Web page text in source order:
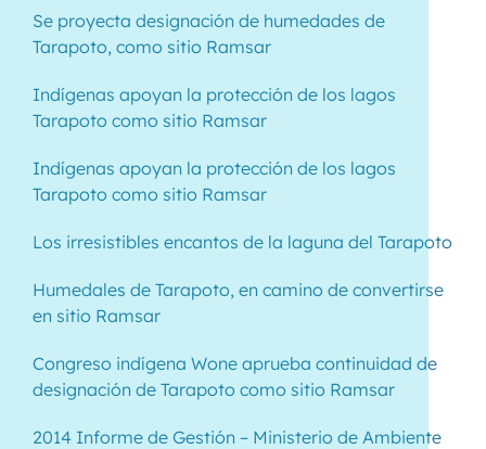
Se proyecta designación de humedades de
Tarapoto, como sitio Ramsar
Indígenas apoyan la protección de los lagos
Tarapoto como sitio Ramsar
Indígenas apoyan la protección de los lagos
Tarapoto como sitio Ramsar
Los irresistibles encantos de la laguna del Tarapoto
Humedales de Tarapoto, en camino de convertirse
en sitio Ramsar
Congreso indígena Wone aprueba continuidad de
designación de Tarapoto como sitio Ramsar
2014 Informe de Gestión – Ministerio de Ambiente